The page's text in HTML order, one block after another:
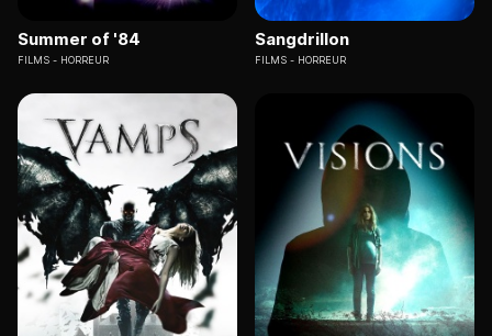
Summer of '84
FILMS HORREUR
Sangdrillon
FILMS HORREUR